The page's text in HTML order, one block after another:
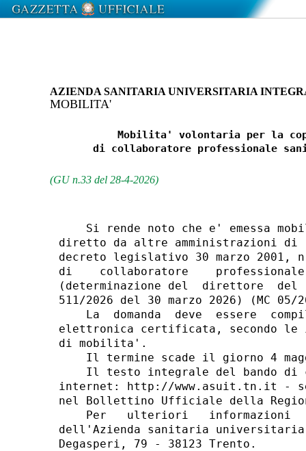
AZIENDA SANITARIA UNIVERSITARIA
MOBILITA'
Mobilita' volontaria per la
di collaboratore professionale
(GU n.33 del 28-4-2026)
Si rende noto che e' emessa
diretto da altre amministrazioni
decreto legislativo 30 marzo
di    collaboratore
(determinazione del  direttore  del
511/2026 del 30 marzo 2026) (MC
La  domanda  deve  essere
elettronica certificata, secondo le
di mobilita'.
Il termine scade il giorno 4
Il testo integrale del bando di
internet: http://www.asuit.tn.it -
nel Bollettino Ufficiale della
Per   ulteriori   informazioni
dell'Azienda sanitaria
Degasperi, 79 - 38123 Trento.